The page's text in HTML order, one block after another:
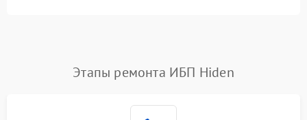
Этапы ремонта ИБП Hiden